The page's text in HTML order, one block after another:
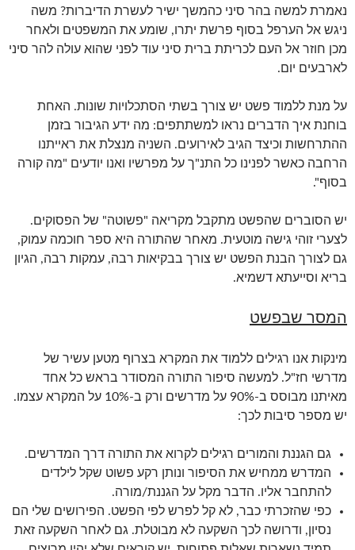
נאמרת למשה בהר סיני כהמשך ישיר לעשרת הדיברות? משה
ניגש אל הערפל בסוף פרשת יתרו, שומע את המשפטים ולאחר
מכן חוזר אל העם לכריתת ברית סיני עוד לפני שהוא עולה להר סיני
לארבעים יום.
על מנת ללמוד פשט יש צורך בשתי הסתכלויות שונות. האחת
בוחנת איך הדברים נראו למשתתפים: מה ידע הגיבור בזמן
ההתרחשות וכיצד הגיב לאירועים. השניה מנצלת את ראייתנו
הרחבה כאשר לפנינו כל התנ"ך על מפרשיו ואנו יודעים "מה קורה
בסוף".
יש הסוברים שהפשט מתקבל מקריאה "פשוטה" של הפסוקים.
לצערי זוהי גישה מוטעית. מאחר שהתורה היא ספר חוכמה עמוק,
גם לצורך הבנת הפשט יש צורך בבקיאות רבה, עמקות רבה, הגיון
בריא וסייעתא דשמיא.
המסר שבפשט
מינקות אנו רגילים ללמוד את המקרא בצרוף מטען עשיר של
מדרשי חז"ל. למעשה סיפור התורה המסודר בראש כל אחד
מאיתנו מבוסס ב-90% על מדרשים ורק ב-10% על המקרא עצמו.
יש מספר סיבות לכך:
גם הגננת והמורים רגילים לקרוא את התורה דרך המדרשים.
המדרש ממחיש את הסיפור ונותן רקע פשוט שקל לילדים
להתחבר אליו. הדבר מקל על הגננת/מורה.
כפי שהזכרתי כבר, לא קל לפרש לפי הפשט. הפירושים שלי הם
נסיון, ודרושה לכך השקעה לא מבוטלת. גם לאחר השקעה זאת